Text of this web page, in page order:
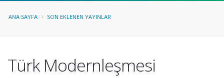
ANA SAYFA SON EKLENEN YAYINLAR
Türk Modernleşmesi